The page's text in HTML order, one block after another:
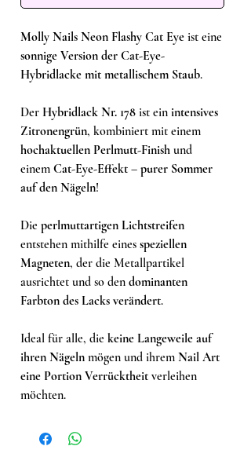
Molly Nails Neon Flashy Cat Eye ist eine
sonnige Version der Cat-Eye-
Hybridlacke mit metallischem Staub.
Der Hybridlack Nr. 178 ist ein intensives
Zitronengrün, kombiniert mit einem
hochaktuellen Perlmutt-Finish und
einem Cat-Eye-Effekt – purer Sommer
auf den Nägeln!
Die perlmuttartigen Lichtstreifen
entstehen mithilfe eines speziellen
Magneten, der die Metallpartikel
ausrichtet und so den dominanten
Farbton des Lacks verändert.
Ideal für alle, die keine Langeweile auf
ihren Nägeln mögen und ihrem Nail Art
eine Portion Verrücktheit verleihen
möchten.